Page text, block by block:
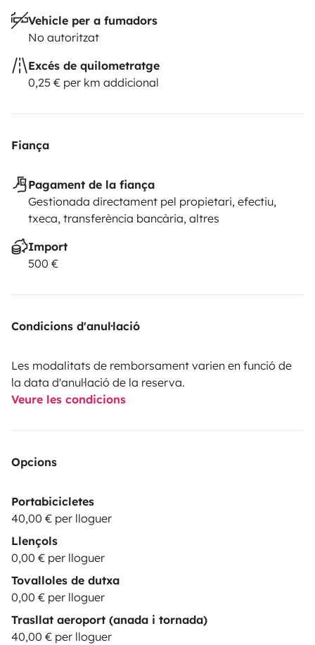
Vehicle per a fumadors
No autoritzat
Excés de quilometratge
0,25 € per km addicional
Fiança
Pagament de la fiança
Gestionada directament pel propietari, efectiu,
txeca, transferència bancària, altres
Import
500 €
Condicions d'anul·lació
Les modalitats de remborsament varien en funció de
la data d'anul·lació de la reserva.
Veure les condicions
Opcions
Portabicicletes
40,00 € per lloguer
Llençols
0,00 € per lloguer
Tovalloles de dutxa
0,00 € per lloguer
Trasllat aeroport (anada i tornada)
40,00 € per lloguer